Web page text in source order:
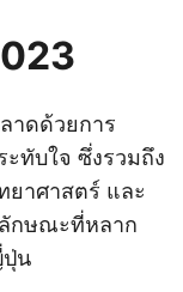
าดด้วยการ
ทับใจ ซึ่งรวมถึง
ยาศาสตร์ และ
กษณะที่หลาก
ปุ่น